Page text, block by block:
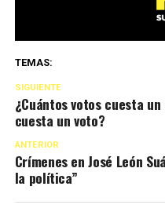
TEMAS:
SIGUIENTE
¿Cuántos votos cuesta
cuesta un voto?
ANTERIOR
Crímenes en José León
la política”